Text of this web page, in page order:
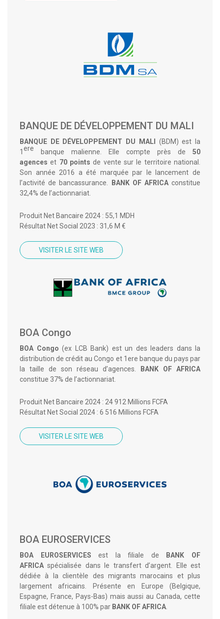
BANQUE DE DÉVELOPPEMENT DU MALI
BANQUE DE DÉVELOPPEMENT DU MALI (BDM) est la
1ere banque malienne. Elle compte près de 50
agences et 70 points de vente sur le territoire national.
Son année 2016 a été marquée par le lancement de
l’activité de bancassurance. BANK OF AFRICAconstitue
32,4% de l’actionnariat.
Produit Net Bancaire 2024 : 55,1 MDH
Résultat Net Social 2023 : 31,6 M €
VISITER LE SITE WEB
BOA Congo
BOA Congo (ex LCB Bank) est un des leaders dans la
distribution de crédit au Congo et 1ere banque du pays par
la taille de son réseau d’agences.
BANK OF AFRICA
constitue 37% de l’actionnariat.
Produit Net Bancaire 2024 : 24 912 Millions FCFA
Résultat Net Social 2024 : 6 516 Millions FCFA
VISITER LE SITE WEB
BOA EUROSERVICES
BOA EUROSERVICES est la filiale de
BANK OF
AFRICA spécialisée dans le transfert d’argent. Elle est
dédiée à la clientèle des migrants marocains et plus
largement africains. Présente en Europe (Belgique,
Espagne, France, Pays-Bas) mais aussi au Canada, cette
filiale est détenue à 100% par BANK OF AFRICA